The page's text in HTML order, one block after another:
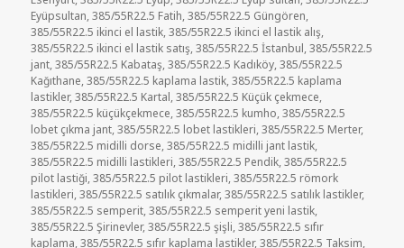
Eyüpsultan,385/55R22.5 Fatih,385/55R22.5 Güngören,
385/55R22.5 ikinci el lastik,385/55R22.5 ikinci el lastik alış,
385/55R22.5 ikinci el lastik satış,385/55R22.5 İstanbul,385/55R22.5
jant,385/55R22.5 Kabataş,385/55R22.5 Kadıköy,385/55R22.5
Kağıthane,385/55R22.5 kaplama lastik,385/55R22.5 kaplama
lastikler,385/55R22.5 Kartal,385/55R22.5 Küçük çekmece,
385/55R22.5 küçükçekmece,385/55R22.5 kumho,385/55R22.5
lobet çıkma jant,385/55R22.5 lobet lastikleri,385/55R22.5 Merter,
385/55R22.5 midilli dorse,385/55R22.5 midilli jant lastik,
385/55R22.5 midilli lastikleri,385/55R22.5 Pendik,385/55R22.5
pilot lastiği,385/55R22.5 pilot lastikleri,385/55R22.5 römork
lastikleri,385/55R22.5 satılık çıkmalar,385/55R22.5 satılık lastikler,
385/55R22.5 semperit,385/55R22.5 semperit yeni lastik,
385/55R22.5 Şirinevler,385/55R22.5 şişli,385/55R22.5 sıfır
kaplama,385/55R22.5 sıfır kaplama lastikler,385/55R22.5 Taksim,